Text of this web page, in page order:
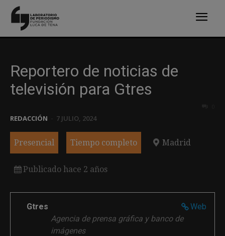
Reportero de noticias de
televisión para Gtres
REDACCIÓN 7 JULIO, 2024
Presencial Tiempo completo Madrid
Publicado hace 2 años
Web
Gtres
Agencia de prensa gráfica y banco de
imágenes